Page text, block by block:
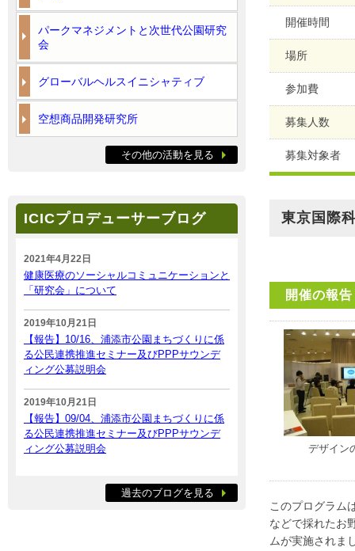
開催時間
場所
参加費
募集人数
募集対象者
東京国際
開催の報告
デザイン
このプログラム
などで採れたお
ムが実施されま
パークマネジメントと次世代公園研究
会
グローバルヘルスイニシャティブ
空想商品開発研究所
その他の活動を見る
ICICプロデューサーブログ
2021年4月22日
健康医療のソーシャルコミュニケーションと
「研究会」について
2019年10月21日
【報告】10/16、浦添市公園まちづくりに係
る公民連携推進セミナー及びPPPサウンデ
ィング公募説明会
2019年10月21日
【報告】09/04、浦添市公園まちづくりに係
る公民連携推進セミナー及びPPPサウンデ
ィング公募説明会
過去のブログを見る